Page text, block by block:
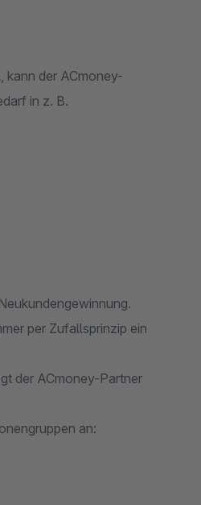
kann der ACmoney-
in z. B.
per Zufallsprinzip ein
der ACmoney-Partner
an: